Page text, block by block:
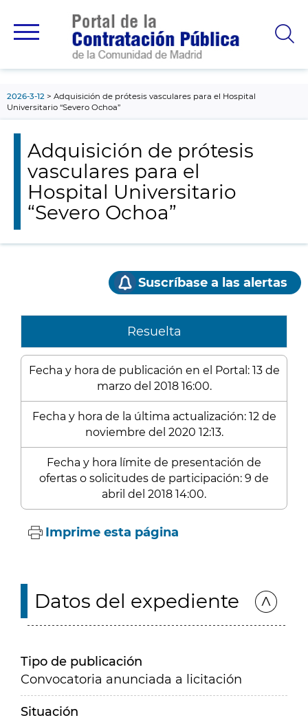
principal
2026-3-12
Adquisición de prótesis vasculares para el Hospital
Universitario “Severo Ochoa”
Adquisición de prótesis
vasculares para el
Hospital Universitario
“Severo Ochoa”
Suscríbase a las alertas
Resuelta
Fecha y hora de publicación en el Portal: 13 de
marzo del 2018 16:00.
Fecha y hora de la última actualización: 12 de
noviembre del 2020 12:13.
Fecha y hora límite de presentación de
ofertas o solicitudes de participación: 9 de
abril del 2018 14:00.
Imprime esta página
Datos del expediente
Tipo de publicación
Convocatoria anunciada a licitación
Situación